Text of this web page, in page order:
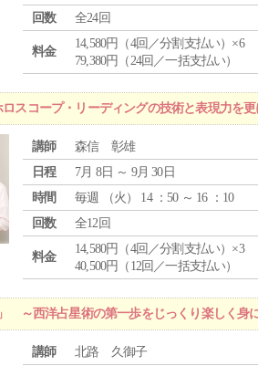
回数
全24回
料金
14,580円（4回／分割支払い）×6
79,380円（24回／一括支払い）
スコープ・リーディングの技術と表現力を
講師
森信 彰雄
日程
7月 8日 ～ 9月 30日
時間
毎週 （火 ） 14 ：50 ～ 16 ：10
回数
全12回
料金
14,580円（4回／分割支払い）×3
40,500円（12回／一括支払い）
～西洋占星術の第一歩をじっくり楽しく身
講師
北路 久御子